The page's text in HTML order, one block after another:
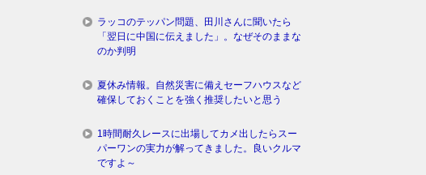
ラッコのテッパン問題、田川さんに聞いたら
「翌日に中国に伝えました」。なぜそのままな
のか判明
夏休み情報。自然災害に備えセーフハウスなど
確保しておくことを強く推奨したいと思う
1時間耐久レースに出場してカメ出したらスー
パーワンの実力が解ってきました。良いクルマ
ですよ～